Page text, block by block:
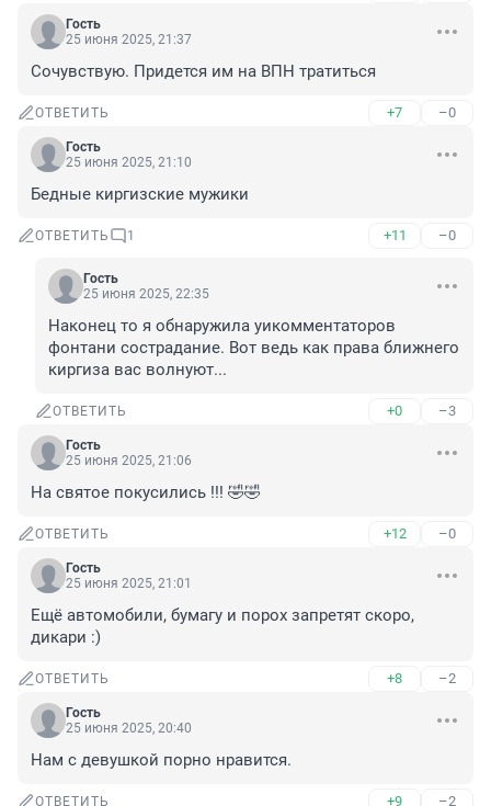
Гость
25 июня 2025, 21:37
Сочувствую. Придется им на ВПН тратиться
ОТВЕТИТЬ +7 –0
Гость
25 июня 2025, 21:10
Бедные киргизские мужики
ОТВЕТИТЬ 1 +11 –0
Гость
25 июня 2025, 22:35
Наконец то я обнаружила уикомментаторов
фонтани сострадание. Вот ведь как права ближнего
киргиза вас волнуют...
ОТВЕТИТЬ +0 –3
Гость
25 июня 2025, 21:06
На святое покусились !!! 🤣🤣
ОТВЕТИТЬ +12 –0
Гость
25 июня 2025, 21:01
Ещё автомобили, бумагу и порох запретят скоро,
дикари :)
ОТВЕТИТЬ +8 –2
Гость
25 июня 2025, 20:40
Нам с девушкой порно нравится.
ОТВЕТИТЬ +9 –2